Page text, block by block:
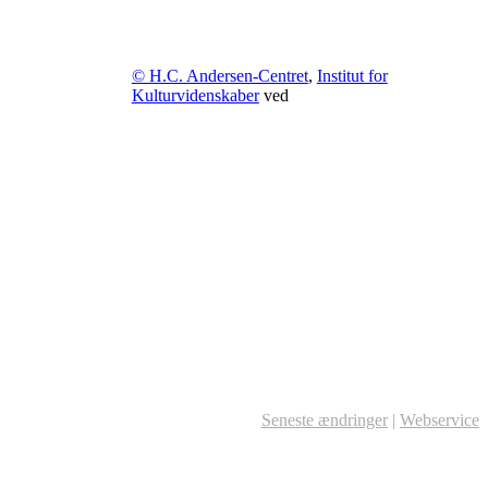
© H.C. Andersen-Centret, Institut for
Kulturvidenskaberved
Seneste ændringer | Webservice